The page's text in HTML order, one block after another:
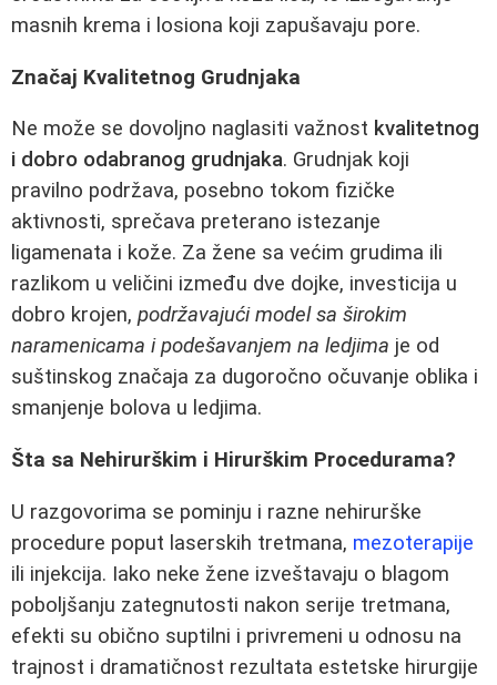
masnih krema i losiona koji zapušavaju pore.
Značaj Kvalitetnog Grudnjaka
Ne može se dovoljno naglasiti važnost kvalitetnog
i dobro odabranog grudnjaka. Grudnjak koji
pravilno podržava, posebno tokom fizičke
aktivnosti, sprečava preterano istezanje
ligamenata i kože. Za žene sa većim grudima ili
razlikom u veličini između dve dojke, investicija u
dobro krojen, podržavajući model sa širokim
naramenicama i podešavanjem na ledjima je od
suštinskog značaja za dugoročno očuvanje oblika i
smanjenje bolova u ledjima.
Šta sa Nehirurškim i Hirurškim Procedurama?
U razgovorima se pominju i razne nehirurške
procedure poput laserskih tretmana, mezoterapije
ili injekcija. Iako neke žene izveštavaju o blagom
poboljšanju zategnutosti nakon serije tretmana,
efekti su obično suptilni i privremeni u odnosu na
trajnost i dramatičnost rezultata estetske hirurgije